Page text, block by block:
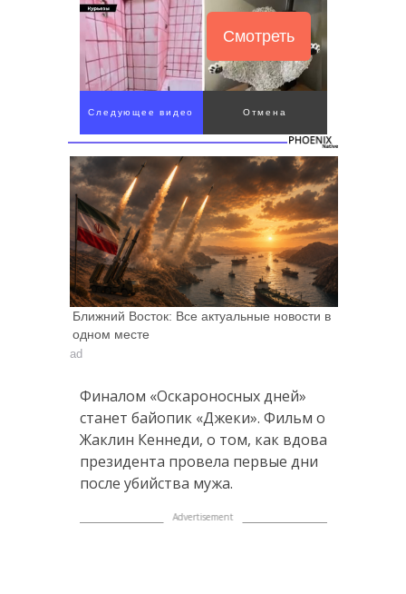
Смотреть
Следующее видео Отмена
Ближний Восток: Все актуальные новости в
одном месте
ad
Финалом «Оскароносных дней»
станет байопик «Джеки». Фильм о
Жаклин Кеннеди, о том, как вдова
президента провела первые дни
после убийства мужа.